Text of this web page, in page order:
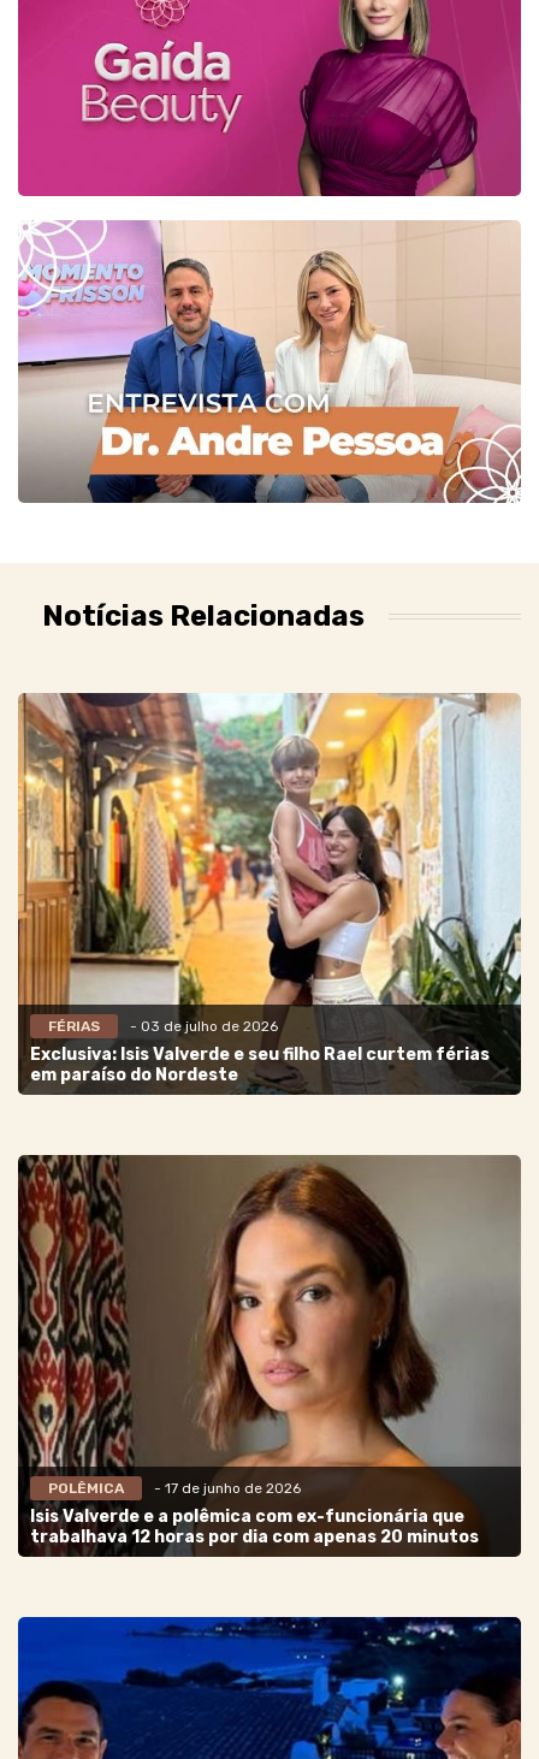
Notícias Relacionadas
FÉRIAS - 03 de julho de 2026
Exclusiva: Isis Valverde e seu filho Rael curtem férias
em paraíso do Nordeste
POLÊMICA - 17 de junho de 2026
Isis Valverde e a polêmica com ex-funcionária que
trabalhava 12 horas por dia com apenas 20 minutos